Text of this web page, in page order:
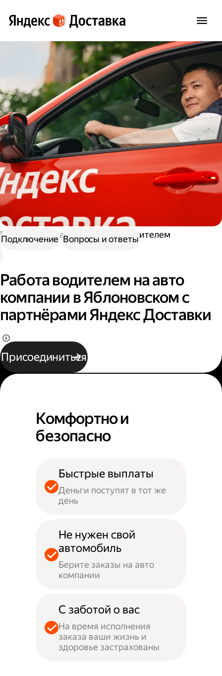
Работа в Доставке Работа водителем
Работа водителем на авто
компании в Яблоновском с
партнёрами Яндекс Доставки
Присоединиться
Подключение Вопросы и ответы
Комфортно и
безопасно
Быстрые выплаты
Деньги поступят в тот же
день
Не нужен свой
автомобиль
Берите заказы на авто
компании
С заботой о вас
На время исполнения
заказа ваши жизнь и
здоровье застрахованы